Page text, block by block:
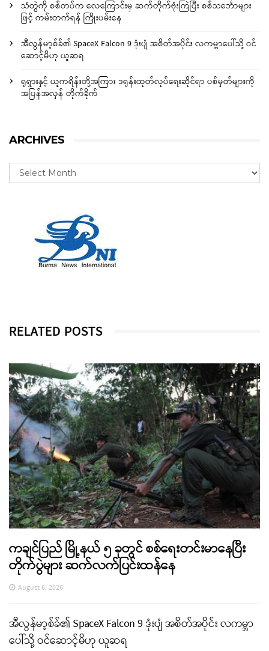
သံတွဲကို စစ်တပ်က လေကြောင်းမှ ဆက်တိုက်ဗုံးကြဲပြီး စစ်သင်္ဘောများ
ဖြင့် ကမ်းတက်ရန် ကြိုးပမ်းနေ
အီလွန်မာ့စ်ခ်၏ SpaceX Falcon 9 ဒုံးပျံ အစိတ်အပိုင်း လကမ္ဘာပေါ်သို့ ဝင်
ဆောင့်မိဟု ယူဆရ
ရုရှားနှင့် ယူကရိန်းတို့အကြား ဒရုန်းထုတ်လုပ်ရေးဆိုင်ရာ ပစ်မှတ်များကို
အပြန်အလှန် တိုက်ခိုက်
ARCHIVES
RELATED POSTS
ကချင်ပြည် မြို့နယ် ၅ ခုတွင် စစ်ရေးတင်းမာနေပြီး
တိုက်ပွဲများ ဆက်လက်ပြင်းထန်နေ
August 6, 2026
အီလွန်မာ့စ်ခ်၏ SpaceX Falcon 9 ဒုံးပျံ အစိတ်အပိုင်း လကမ္ဘာ
ပေါ်သို့ ဝင်ဆောင့်မိဟု ယူဆရ